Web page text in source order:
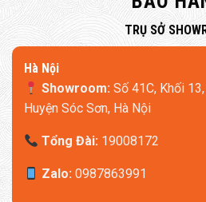
​TRỤ SỞ
Hà Nội
Showroom:Số 41C, Khối
Huyện Sóc Sơn, Hà Nội
Tổng Đài:19008172
Zalo:0987863991